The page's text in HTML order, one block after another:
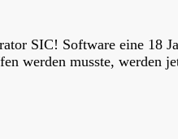
SIC! Software eine 18
werden musste, werden